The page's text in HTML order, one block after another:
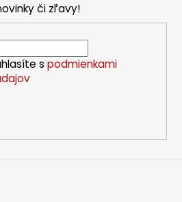
či zľavy!
s podmienkami